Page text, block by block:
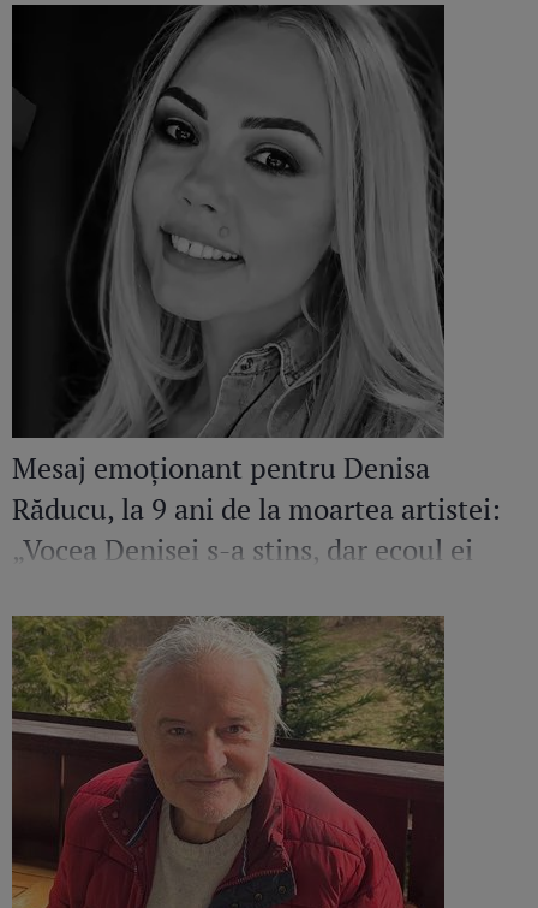
Mesaj emoționant pentru Denisa
Răducu, la 9 ani de la moartea artistei:
„Vocea Denisei s-a stins, dar ecoul ei